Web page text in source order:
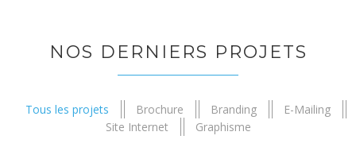
NOS DERNIERS PROJETS
Tous les projets Brochure Branding
E-Mailing
Site Internet
Graphisme